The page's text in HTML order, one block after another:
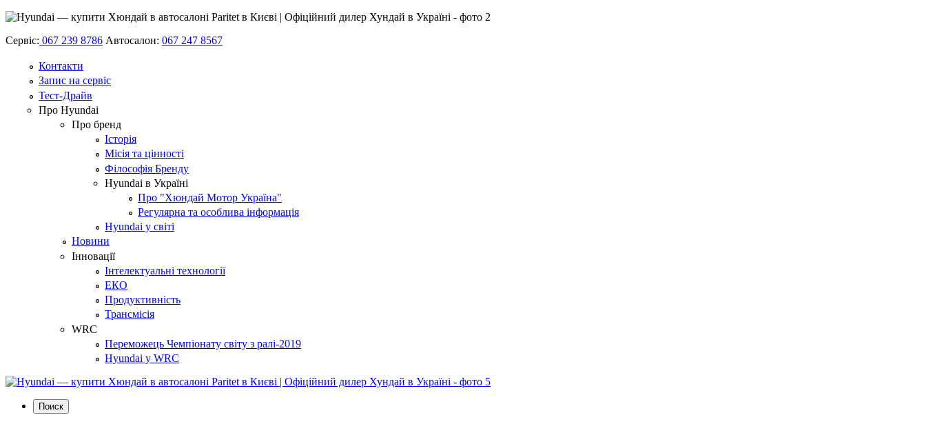
Сервіс: 067 239 8786 Автосалон: 067 247 8567
Контакти
Запис на сервіс
Тест-Драйв
Про Hyundai
Про бренд
Історія
Місія та цінності
Філософія Бренду
Hyundai в Україні
Про "Хюндай Мотор Україна"
Регулярна та особлива інформація
Hyundai у світі
Новини
Інновації
Інтелектуальні технології
ЕКО
Продуктивність
Трансмісія
WRC
Переможець Чемпіонату світу з ралі-2019
Hyundai у WRC
Поиск